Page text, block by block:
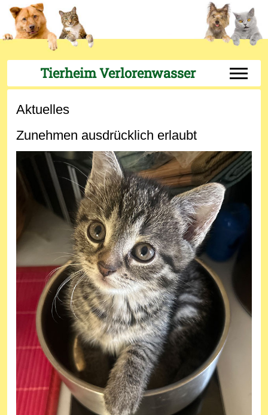
Tierheim Verlorenwasser Off-
Aktuelles
Zunehmen ausdrücklich erlaubt